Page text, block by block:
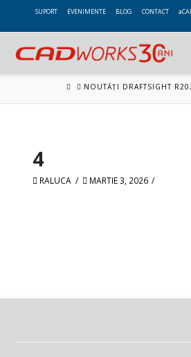
SUPORT EVENIMENTE BLOG CONTACT
HOMENOUTĂȚI DRAFTSIGHT
4
RALUCA MARTIE 3, 2026